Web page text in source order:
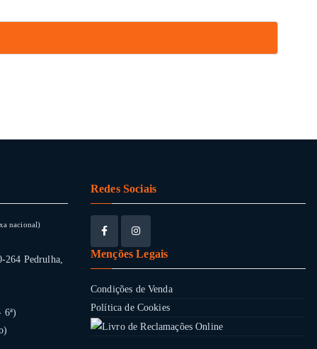
nacional)
264 Pedrulha,
6ª)
Redes Sociais
Menções Legais
Condições de Venda
Política de Cookies